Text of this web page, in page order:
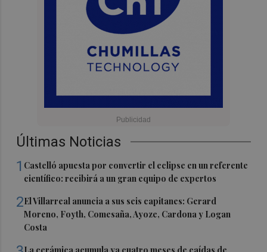
Últimas Noticias
1 Castelló apuesta por convertir el eclipse en un referente
científico: recibirá a un gran equipo de expertos
2El Villarreal anuncia a sus seis capitanes: Gerard
Moreno, Foyth, Comesaña, Ayoze, Cardona y Logan
Costa